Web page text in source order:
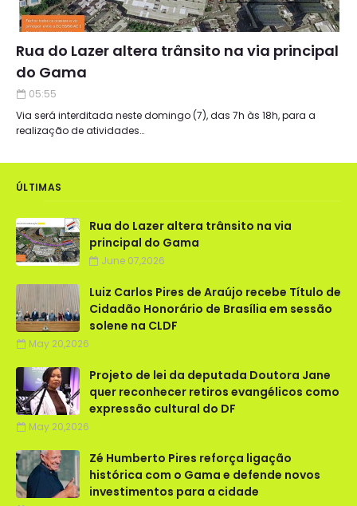
Rua do Lazer altera trânsito na via principal
do Gama
05:55
Via será interditada neste domingo (7), das 7h às 18h, para a
realização de atividades…
ÚLTIMAS
Rua do Lazer altera trânsito na via
principal do Gama
June 07,2026
Luiz Carlos Pires de Araújo recebe Título de
Cidadão Honorário de Brasília em sessão
solene na CLDF
May 20,2026
Projeto de lei da deputada Doutora Jane
quer reconhecer retiros evangélicos como
expressão cultural do DF
May 20,2026
Zé Humberto Pires reforça ligação
histórica com o Gama e defende novos
investimentos para a cidade